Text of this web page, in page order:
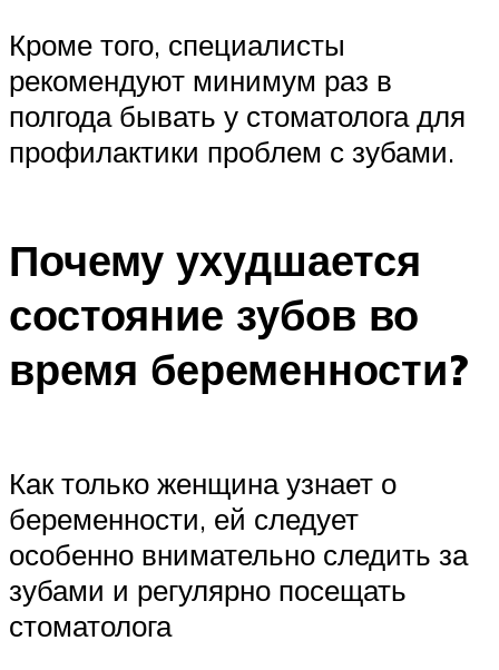
Кроме того, специалисты
рекомендуют минимум раз в
полгода бывать у стоматолога для
профилактики проблем с зубами.
Почему ухудшается
состояние зубов во
время беременности?
Как только женщина узнает о
беременности, ей следует
особенно внимательно следить за
зубами и регулярно посещать
стоматолога